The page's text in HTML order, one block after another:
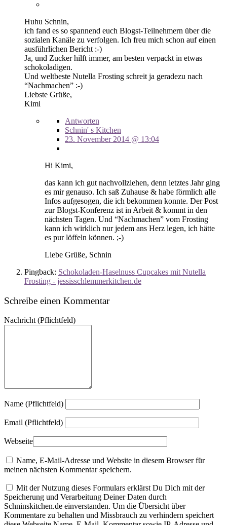
Huhu Schnin,
ich fand es so spannend euch Blogst-Teilnehmern über die
sozialen Kanäle zu verfolgen. Ich freu mich schon auf einen
ausführlichen Bericht :-)
Ja, und Zucker hilft immer, am besten verpackt in etwas
schokoladigen.
Und weltbeste Nutella Frosting schreit ja geradezu nach
“Nachmachen” :-)
Liebste Grüße,
Kimi
Antworten
Schnin' s Kitchen
23. November 2014 @ 13:04
Hi Kimi,
das kann ich gut nachvollziehen, denn letztes Jahr ging
es mir genauso. Ich saß Zuhause & habe förmlich alle
Infos aufgesogen, die ich bekommen konnte. Der Post
zur Blogst-Konferenz ist in Arbeit & kommt in den
nächsten Tagen. Und “Nachmachen” vom Frosting
kann ich wirklich nur jedem ans Herz legen, ich hätte
es pur löffeln können. ;-)
Liebe Grüße, Schnin
Pingback: Schokoladen-Haselnuss Cupcakes mit Nutella
Frosting - jessisschlemmerkitchen.de
Schreibe einen Kommentar
Nachricht (Pflichtfeld)
Name (Pflichtfeld)
Email (Pflichtfeld)
Webseite
Name, E-Mail-Adresse und Website in diesem Browser für
meinen nächsten Kommentar speichern.
Mit der Nutzung dieses Formulars erklärst Du Dich mit der
Speicherung und Verarbeitung Deiner Daten durch
Schninskitchen.de einverstanden. Um die Übersicht über
Kommentare zu behalten und Missbrauch zu verhindern speichert